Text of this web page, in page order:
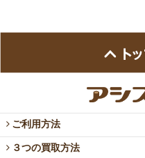
ご利用方法
３つの買取方法